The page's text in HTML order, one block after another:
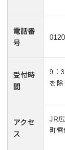
電話番
号
受付時
間
9：
を除
アクセ
ス
JR
町